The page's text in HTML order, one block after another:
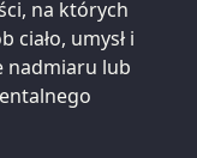
na których
ciało, umysł i
nadmiaru lub